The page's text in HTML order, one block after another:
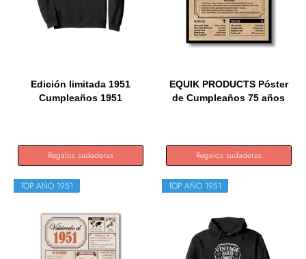
Edición limitada 1951
Cumpleaños 1951
Regalos sudaderas
EQUIK PRODUCTS Póster
de Cumpleaños 75 años
Regalos sudaderas
TOP AÑO 1951 TOP AÑO 1951